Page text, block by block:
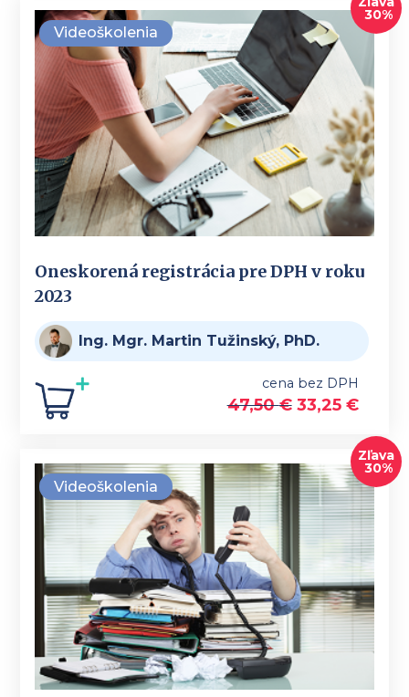
Videoškolenia
30%
Oneskorená registrácia pre DPH v roku
2023
Ing. Mgr. Martin Tužinský, PhD.
cena bez DPH
47,50€ 33,25 €
Videoškolenia
Zľava
30%